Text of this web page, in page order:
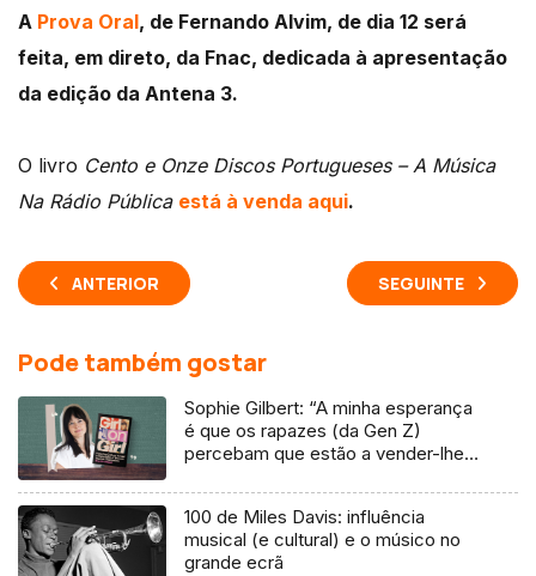
A Prova Oral, de Fernando Alvim, de dia 12 será
feita, em direto, da Fnac, dedicada à apresentação
da edição da Antena 3.
O livro Cento e Onze Discos Portugueses – A Música
Na Rádio Pública está à venda aqui.
ANTERIOR SEGUINTE
Pode também gostar
Sophie Gilbert: “A minha esperança
é que os rapazes (da Gen Z)
percebam que estão a vender-lhes
100 de Miles Davis: influência
musical (e cultural) e o músico no
grande ecrã